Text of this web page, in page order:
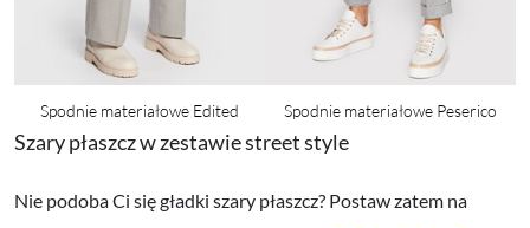
Spodnie materiałowe Edited Spodnie materiałowe Peserico
Szary płaszcz w zestawie street style
Nie podoba Ci się gładki szary płaszcz? Postaw zatem na